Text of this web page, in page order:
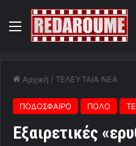
Menu
Αρχική / ΤΕΛΕΥΤΑΙΑ ΝΕΑ
ΠΟΔΟΣΦΑΙΡΟ ΠΟΛΟ
Εξαιρετικές